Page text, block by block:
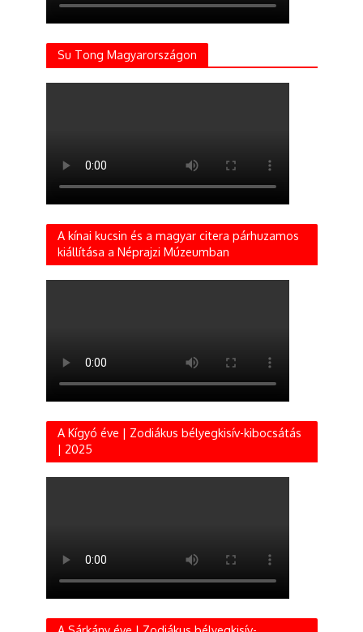
Su Tong Magyarországon
A kínai kucsin és a magyar citera párhuzamos
kiállítása a Néprajzi Múzeumban
A Kígyó éve | Zodiákus bélyegkisív-kibocsátás
| 2025